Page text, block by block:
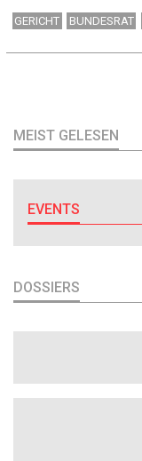
GERICHT BUNDESRAT
MEIST GELESEN
EVENTS
DOSSIERS